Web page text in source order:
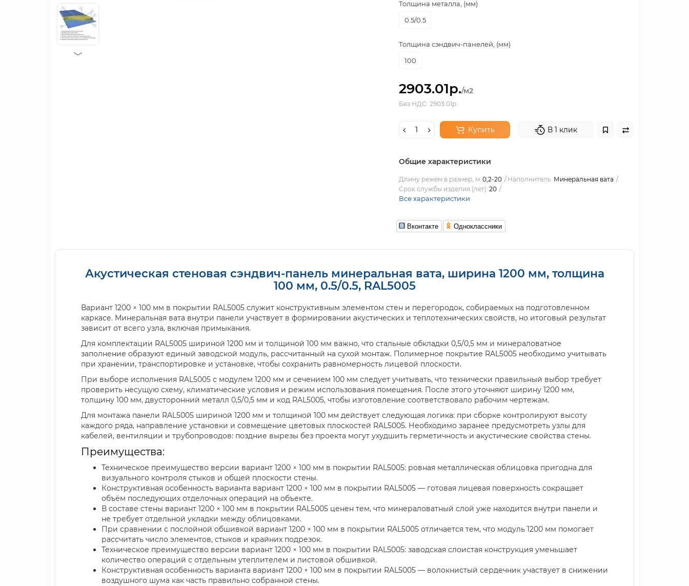
Толщина металла, (мм)
0.5/0.5
Толщина сэндвич-панелей, (мм)
100
2903.01р./м2
Без НДС: 2903.01р.
Купить В 1 клик
Общие характеристики
Длину режем в размер, м 0,2-20 Наполнитель Минеральная вата
Срок службы изделия (лет) 20
Все характеристики
Вконтакте Одноклассники
Акустическая стеновая сэндвич-панель минеральная вата, ширина 1200 мм, толщина
100 мм, 0.5/0.5, RAL5005
Вариант 1200 × 100 мм в покрытии RAL5005 служит конструктивным элементом стен и перегородок, собираемых на подготовленном
каркасе. Минеральная вата внутри панели участвует в формировании акустических и теплотехнических свойств, но итоговый результат
зависит от всего узла, включая примыкания.
Для комплектации RAL5005 шириной 1200 мм и толщиной 100 мм важно, что стальные обкладки 0,5/0,5 мм и минераловатное
заполнение образуют единый заводской модуль, рассчитанный на сухой монтаж. Полимерное покрытие RAL5005 необходимо учитывать
при хранении, транспортировке и установке, чтобы сохранить равномерность лицевой плоскости.
При выборе исполнения RAL5005 с модулем 1200 мм и сечением 100 мм следует учитывать, что технически правильный выбор требует
проверить несущую схему, климатические условия и режим использования помещения. После этого уточняют ширину 1200 мм,
толщину 100 мм, двусторонний металл 0,5/0,5 мм и код RAL5005, чтобы изготовление соответствовало рабочим чертежам.
Для монтажа панели RAL5005 шириной 1200 мм и толщиной 100 мм действует следующая логика: при сборке контролируют высоту
каждого ряда, направление установки и совмещение цветовых плоскостей RAL5005. Необходимо заранее предусмотреть узлы для
кабелей, вентиляции и трубопроводов: поздние вырезы без проекта могут ухудшить герметичность и акустические свойства стены.
Преимущества:
Техническое преимущество версии вариант 1200 × 100 мм в покрытии RAL5005: ровная металлическая облицовка пригодна для
визуального контроля стыков и общей плоскости стены.
Конструктивная особенность варианта вариант 1200 × 100 мм в покрытии RAL5005 — готовая лицeвая поверхность сокращает
объём последующих отделочных операций на объекте.
В составе стены вариант 1200 × 100 мм в покрытии RAL5005 ценен тем, что минераловатный слой уже находится внутри панели и
не требует отдельной укладки между облицовками.
При сравнении с послойной обшивкой вариант 1200 × 100 мм в покрытии RAL5005 отличается тем, что модуль 1200 мм помогает
рассчитать число элементов, стыков и крайних подрезок.
Техническое преимущество версии вариант 1200 × 100 мм в покрытии RAL5005: заводская слоистая конструкция уменьшает
количество операций с отдельным утеплителем и листовой обшивкой.
Конструктивная особенность варианта вариант 1200 × 100 мм в покрытии RAL5005 — волокнистый сердечник участвует в снижении
воздушного шума как часть правильно собранной стены.